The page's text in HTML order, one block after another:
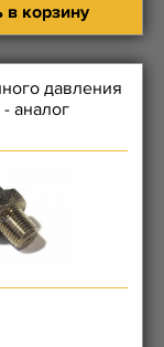
в корзину
давления
аналог